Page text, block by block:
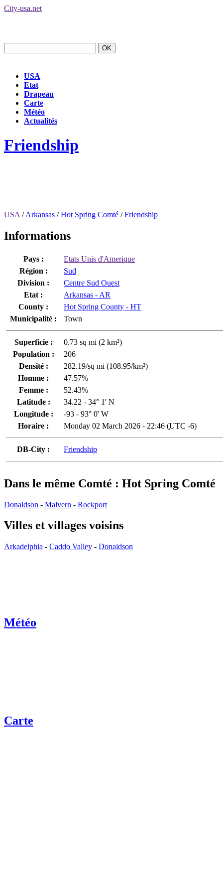
City-usa.net
USA
Etat
Drapeau
Carte
Météo
Actualités
Friendship
USA /Arkansas /Hot Spring Comté /Friendship
Informations
Pays :
Etats Unis d'Amerique
Région :
Sud
Division :
Centre Sud Ouest
Etat :
Arkansas - AR
County :
Hot Spring County - HT
Municipalité :
Town
Superficie :
0.73 sq mi (2 km²)
Population :
206
Densité :
282.19/sq mi (108.95/km²)
Homme :
47.57%
Femme :
52.43%
Latitude :
34.22 - 34° 1' N
Longitude :
-93 - 93° 0' W
Horaire :
Monday 02 March 2026 - 22:46 (UTC -6)
DB-City : Friendship
Dans le même Comté : Hot Spring Comté
Donaldson - Malvern - Rockport
Villes et villages voisins
Arkadelphia - Caddo Valley - Donaldson
Météo
Carte